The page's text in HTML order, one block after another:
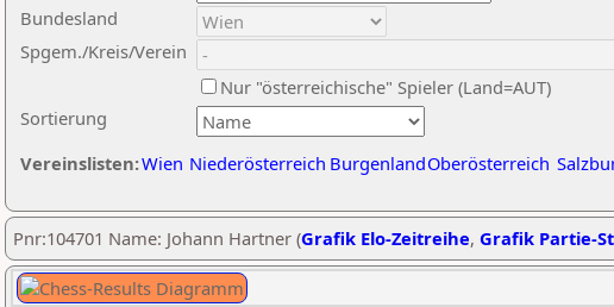
Sortierung
Bundesland
Spgem./Kreis/Verein
Nur "österreichische" Spieler (Land=AUT)
Vereinslisten:Wien Niederösterreich BurgenlandOberösterreich
Pnr:104701 Name: Johann Hartner (Grafik Elo-Zeitreihe, Grafik Partie-